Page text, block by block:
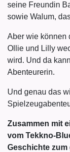
seine Freundin
sowie Walum,
Aber wie können
Ollie und Lilly
wird. Und da
Abenteurerin.
Und genau das
Zusammen mit
vom Tekkno-
Geschichte